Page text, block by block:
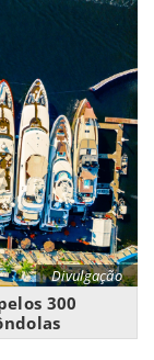
Divulgação
300